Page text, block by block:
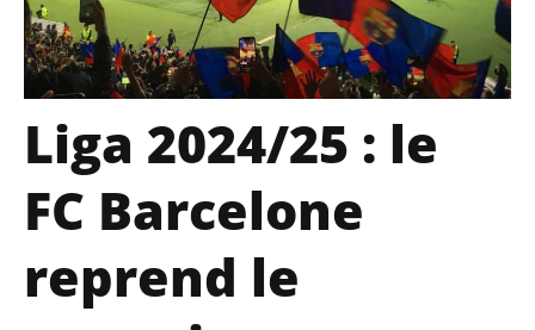
Liga 2024/25 : le
FC Barcelone
reprend le